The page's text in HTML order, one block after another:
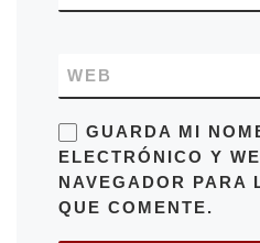
WEB
GUARDA MI
ELECTRÓNICO Y
NAVEGADOR PARA
QUE COMENTE.